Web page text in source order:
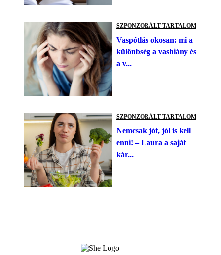
SZPONZORÁLT TARTALOM
Vaspótlás okosan: mi a
különbség a vashiány és
a v...
SZPONZORÁLT TARTALOM
Nemcsak jót, jól is kell
enni! – Laura a saját
kár...